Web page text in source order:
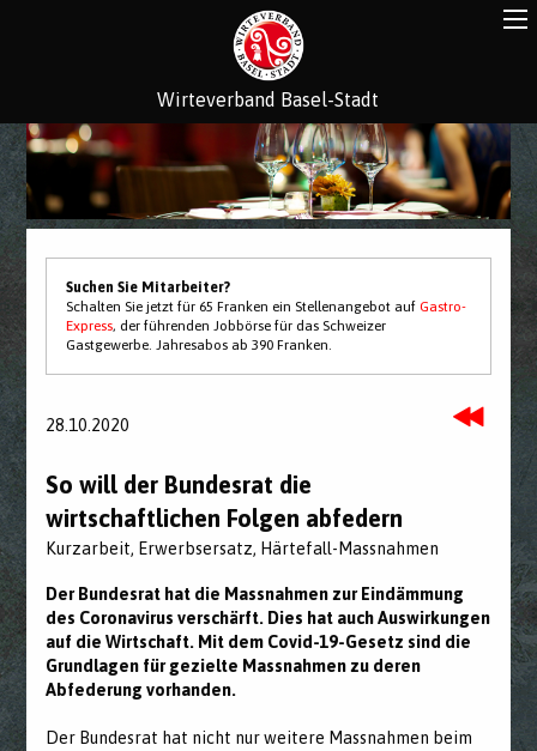
Wirteverband Basel-Stadt
Suchen Sie Mitarbeiter?
Schalten Sie jetzt für 65 Franken ein Stellenangebot aufGastro-
Express, der führenden Jobbörse für das Schweizer
Gastgewerbe. Jahresabos ab 390 Franken.
28.10.2020
So will der Bundesrat die
wirtschaftlichen Folgen abfedern
Kurzarbeit, Erwerbsersatz, Härtefall-Massnahmen
Der Bundesrat hat die Massnahmen zur Eindämmung
des Coronavirus verschärft. Dies hat auch Auswirkungen
auf die Wirtschaft. Mit dem Covid-19-Gesetz sind die
Grundlagen für gezielte Massnahmen zu deren
Abfederung vorhanden.
Der Bundesrat hat nicht nur weitere Massnahmen beim